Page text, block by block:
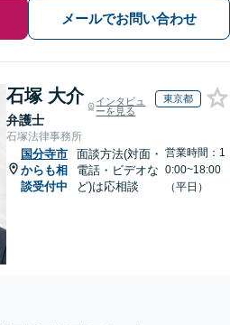
メールでお問い合わせ
石塚 大介
弁護士
インタビュ
ーを見る
東京都
石塚法律事務所
国分寺市
からも相
談受付中
面談方法(対面・
電話・ビデオな
ど)は応相談
営業時間：1
0:00~18:00
（平日）